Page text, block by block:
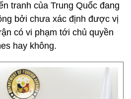
tranh của Trung Quốc đang
bởi chưa xác định được vị
có vi phạm tới chủ quyền
hay không.